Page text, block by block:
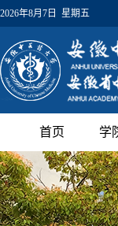
2026年8月7日 星期五
首页 学